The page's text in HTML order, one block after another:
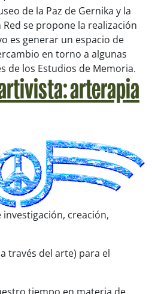
de la Paz de Gernika y la
se propone la realización
es generar un espacio de
en torno a algunas
de los Estudios de Memoria.
arterapia
creación,
través del arte) para el